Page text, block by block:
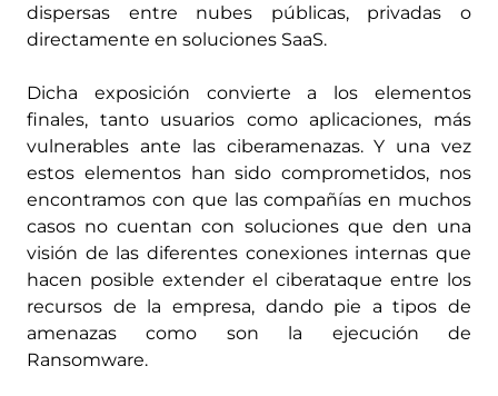
dispersas entre nubes públicas, privadas o
directamente en soluciones SaaS.
Dicha exposición convierte a los elementos
finales, tanto usuarios como aplicaciones, más
vulnerables ante las ciberamenazas. Y una vez
estos elementos han sido comprometidos, nos
encontramos con que las compañías en muchos
casos no cuentan con soluciones que den una
visión de las diferentes conexiones internas que
hacen posible extender el ciberataque entre los
recursos de la empresa, dando pie a tipos de
amenazas como son la ejecución de
Ransomware.